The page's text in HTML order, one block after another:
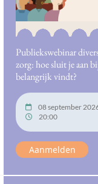
Publiekswebinar
zorg: hoe sluit je aan
belangrijk vindt?
08 september
20:00
Aanmelden